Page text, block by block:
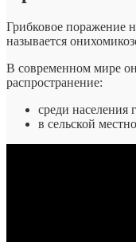
Грибковое поражение
называется
В современном мире
распространение:
среди населения
в сельской